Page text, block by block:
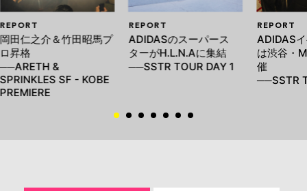
REPORT
岡田仁之介＆竹田昭馬プ
ロ昇格
──ARETH &
SPRINKLES SF - KOBE
PREMIERE
REPORT
ADIDASのスーパース
ターがH.L.N.Aに集結
──SSTR TOUR DAY 1
REPORT
ADIDAS
は渋谷・
催
──SSTR